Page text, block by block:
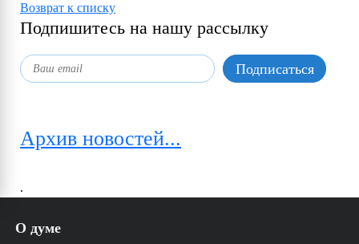
Возврат к списку
Подпишитесь на нашу рассылку
Архив новостей...
.
О думе